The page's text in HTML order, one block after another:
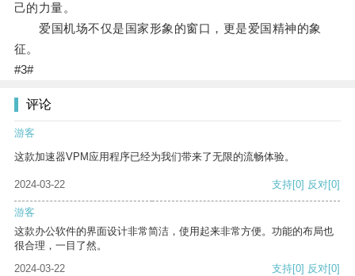
己的力量。
爱国机场不仅是国家形象的窗口，更是爱国精神的象
征。
#3#
评论
游客
这款加速器VPM应用程序已经为我们带来了无限的流畅体验。
2024-03-22 支持[0] 反对[0]
游客
这款办公软件的界面设计非常简洁，使用起来非常方便。功能的布局也
很合理，一目了然。
2024-03-22
支持[0] 反对[0]